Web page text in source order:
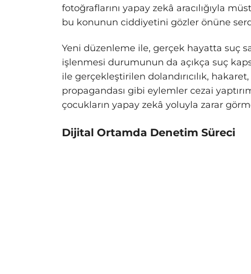
fotoğraflarını yapay zekâ aracılığıyla
bu konunun ciddiyetini gözler önüne
Yeni düzenleme ile, gerçek hayatta suç
işlenmesi durumunun da açıkça suç
ile gerçekleştirilen dolandırıcılık,
propagandası gibi eylemler cezai
çocukların yapay zekâ yoluyla zarar
Dijital Ortamda Denetim Süreci